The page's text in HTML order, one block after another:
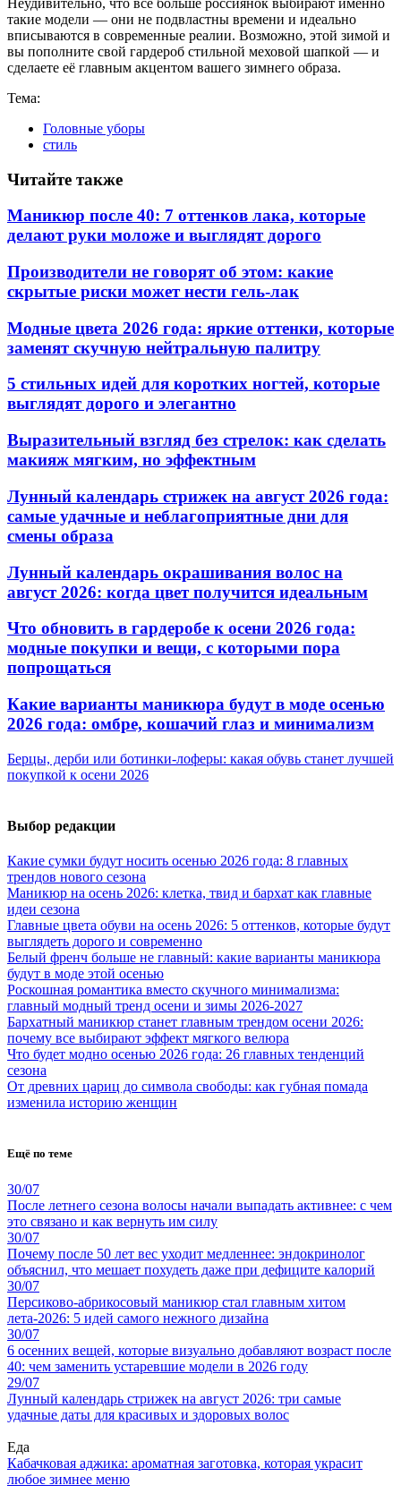
такие модели — они не подвластны времени и идеально
вписываются в современные реалии. Возможно, этой зимой и
вы пополните свой гардероб стильной меховой шапкой — и
сделаете её главным акцентом вашего зимнего образа.
Тема:
Головные уборы
стиль
Читайте также
Маникюр после 40: 7 оттенков лака, которые
делают руки моложе и выглядят дорого
Производители не говорят об этом: какие
скрытые риски может нести гель-лак
Модные цвета 2026 года: яркие оттенки, которые
заменят скучную нейтральную палитру
5 стильных идей для коротких ногтей, которые
выглядят дорого и элегантно
Выразительный взгляд без стрелок: как сделать
макияж мягким, но эффектным
Лунный календарь стрижек на август 2026 года:
самые удачные и неблагоприятные дни для
смены образа
Лунный календарь окрашивания волос на
август 2026: когда цвет получится идеальным
Что обновить в гардеробе к осени 2026 года:
модные покупки и вещи, с которыми пора
попрощаться
Какие варианты маникюра будут в моде осенью
2026 года: омбре, кошачий глаз и минимализм
Берцы, дерби или ботинки-лоферы: какая обувь станет лучшей
покупкой к осени 2026
Выбор редакции
Какие сумки будут носить осенью 2026 года: 8 главных
трендов нового сезона
Маникюр на осень 2026: клетка, твид и бархат как главные
идеи сезона
Главные цвета обуви на осень 2026: 5 оттенков, которые будут
выглядеть дорого и современно
Белый френч больше не главный: какие варианты маникюра
будут в моде этой осенью
Роскошная романтика вместо скучного минимализма:
главный модный тренд осени и зимы 2026-2027
Бархатный маникюр станет главным трендом осени 2026:
почему все выбирают эффект мягкого велюра
Что будет модно осенью 2026 года: 26 главных тенденций
сезона
От древних цариц до символа свободы: как губная помада
изменила историю женщин
Ещё по теме
30/07
После летнего сезона волосы начали выпадать активнее: с чем
это связано и как вернуть им силу
30/07
Почему после 50 лет вес уходит медленнее: эндокринолог
объяснил, что мешает похудеть даже при дефиците калорий
30/07
Персиково-абрикосовый маникюр стал главным хитом
лета-2026: 5 идей самого нежного дизайна
30/07
6 осенних вещей, которые визуально добавляют возраст после
40: чем заменить устаревшие модели в 2026 году
29/07
Лунный календарь стрижек на август 2026: три самые
удачные даты для красивых и здоровых волос
Еда
Кабачковая аджика: ароматная заготовка, которая украсит
любое зимнее меню